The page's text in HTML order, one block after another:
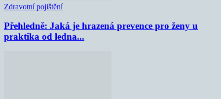
Zdravotní pojištění
Přehledně: Jaká je hrazená prevence pro ženy u
praktika od ledna...